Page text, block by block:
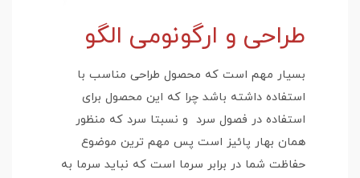
طراحی و ارگونومی الگو
بسیار مهم است که محصول طراحی مناسب با
استفاده داشته باشد چرا که این محصول برای
استفاده در فصول سرد و نسبتا سرد که منظور
همان بهار پائیز است پس مهم ترین موضوع
حفاظت شما در برابر سرما است که نباید سرما به